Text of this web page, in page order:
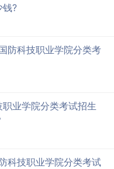
钱?
防科技职业学院分类考
业学院分类考试招生
科技职业学院分类考试